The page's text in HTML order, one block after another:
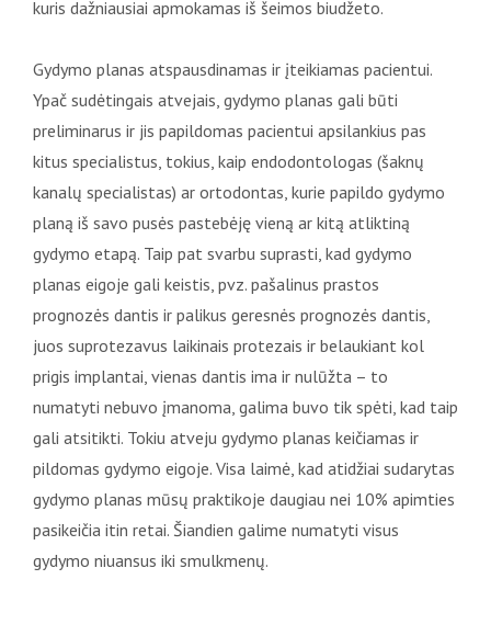
kuris dažniausiai apmokamas iš šeimos biudžeto.
Gydymo planas atspausdinamas ir įteikiamas pacientui.
Ypač sudėtingais atvejais, gydymo planas gali būti
preliminarus ir jis papildomas pacientui apsilankius pas
kitus specialistus, tokius, kaip endodontologas (šaknų
kanalų specialistas) ar ortodontas, kurie papildo gydymo
planą iš savo pusės pastebėję vieną ar kitą atliktiną
gydymo etapą. Taip pat svarbu suprasti, kad gydymo
planas eigoje gali keistis, pvz. pašalinus prastos
prognozės dantis ir palikus geresnės prognozės dantis,
juos suprotezavus laikinais protezais ir belaukiant kol
prigis implantai, vienas dantis ima ir nulūžta – to
numatyti nebuvo įmanoma, galima buvo tik spėti, kad taip
gali atsitikti. Tokiu atveju gydymo planas keičiamas ir
pildomas gydymo eigoje. Visa laimė, kad atidžiai sudarytas
gydymo planas mūsų praktikoje daugiau nei 10% apimties
pasikeičia itin retai. Šiandien galime numatyti visus
gydymo niuansus iki smulkmenų.